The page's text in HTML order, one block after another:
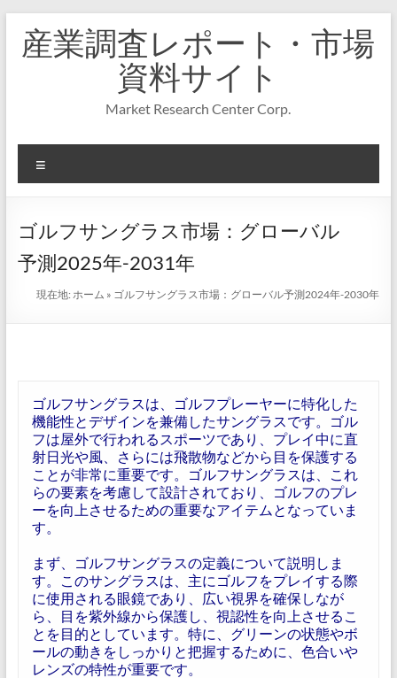
キ
プ
産業調査レポート・市場
資料サイト
Market Research Center Corp.
ニ
ー
ゴルフサングラス市場：グローバル
予測2025年-2031年
現在地:ホーム » ゴルフサングラス市場：グローバル予測2024年-2030年
ゴルフサングラスは、ゴルフプレーヤーに特化した
機能性とデザインを兼備したサングラスです。ゴル
フは屋外で行われるスポーツであり、プレイ中に直
射日光や風、さらには飛散物などから目を保護する
ことが非常に重要です。ゴルフサングラスは、これ
らの要素を考慮して設計されており、ゴルフのプレ
ーを向上させるための重要なアイテムとなっていま
す。
まず、ゴルフサングラスの定義について説明しま
す。このサングラスは、主にゴルフをプレイする際
に使用される眼鏡であり、広い視界を確保しなが
ら、目を紫外線から保護し、視認性を向上させるこ
とを目的としています。特に、グリーンの状態やボ
ールの動きをしっかりと把握するために、色合いや
レンズの特性が重要です。